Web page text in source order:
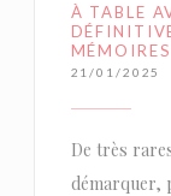
À TABLE
21/01/2025
De très
démarquer,